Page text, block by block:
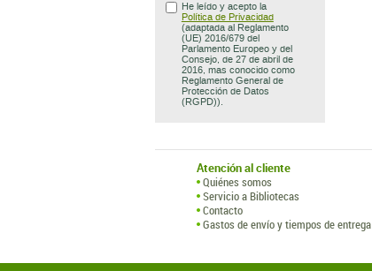
He leído y acepto la
Política de Privacidad
(adaptada al Reglamento
(UE) 2016/679 del
Parlamento Europeo y del
Consejo, de 27 de abril de
2016, mas conocido como
Reglamento General de
Protección de Datos
(RGPD)).
Atención al cliente
Quiénes somos
Servicio a Bibliotecas
Contacto
Gastos de envío y tiempos de entrega